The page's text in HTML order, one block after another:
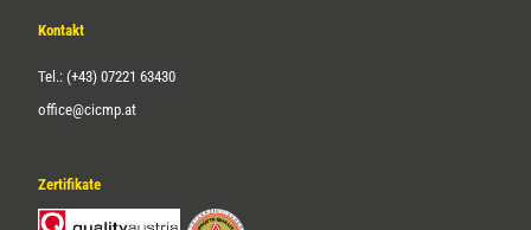
Kontakt
Tel.: (+43) 07221 63430
office@cicmp.at
Zertifikate